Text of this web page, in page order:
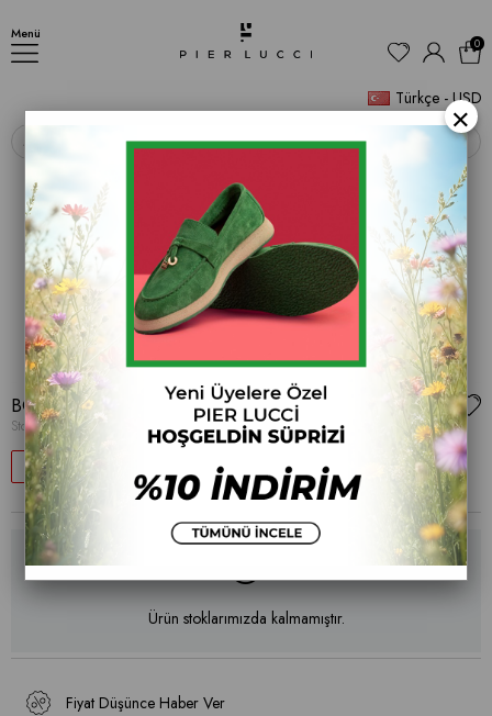
Menü
Türkçe - USD
0
‹ ›
BOT
Stok Kodu (134 O-37)
57 $100.86 $43.83
Ürün stoklarımızda kalmamıştır.
Fiyat Düşünce Haber Ver
×